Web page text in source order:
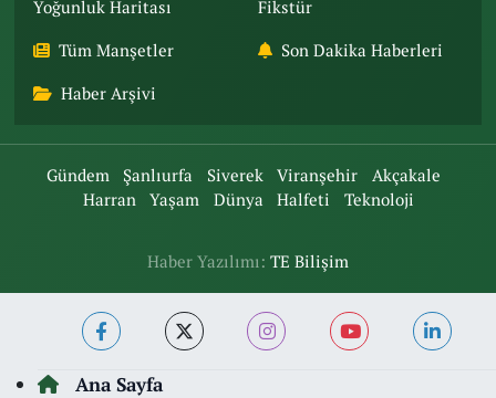
Yoğunluk Haritası
Fikstür
Tüm Manşetler Son Dakika Haberleri
Haber Arşivi
Gündem Şanlıurfa Siverek Viranşehir
Akçakale
Harran
Yaşam Dünya Halfeti Teknoloji
Haber Yazılımı: TE Bilişim
Ana Sayfa